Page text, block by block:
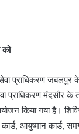
को
प्राधिकरण जबलपुर
प्राधिकरण मंदसौर के
किया गया है।
आयुष्मान कार्ड,